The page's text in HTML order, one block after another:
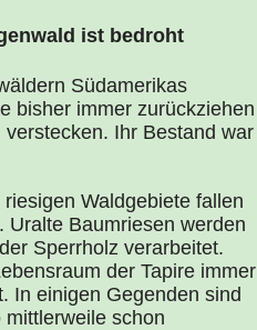
ist bedroht
Südamerikas
bisher immer zurückziehen
Ihr Bestand war
Waldgebiete fallen
Uralte Baumriesen werden
Sperrholz verarbeitet.
der Tapire immer
In einigen Gegenden sind
schon